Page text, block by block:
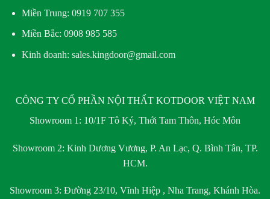
Miền Trung: 0919 707 355
Miền Bắc: 0908 985 585
Kinh doanh: sales.kingdoor@gmail.com
CÔNG TY CỔ PHẦN NỘI THẤT KOTDOOR VIỆT NAM
Showroom 1: 10/1F Tô Ký, Thới Tam Thôn, Hóc Môn
Showroom 2: Kinh Dương Vương, P. An Lạc, Q. Bình Tân, TP.
HCM.
Showroom 3: Đường 23/10, Vĩnh Hiệp , Nha Trang, Khánh Hòa.